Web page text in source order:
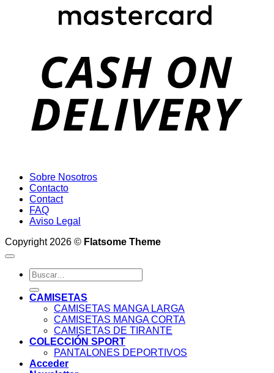
Sobre Nosotros
Contacto
Contact
FAQ
Aviso Legal
Copyright 2026 © Flatsome Theme
Buscar
por:
CAMISETAS
CAMISETAS MANGA LARGA
CAMISETAS MANGA CORTA
CAMISETAS DE TIRANTE
COLECCIÓN SPORT
PANTALONES DEPORTIVOS
Acceder